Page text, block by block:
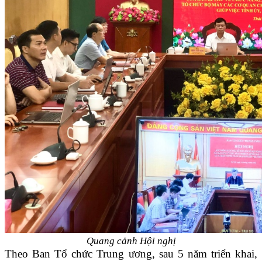
Quang cảnh Hội nghị
Theo Ban Tổ chức Trung ương, sau 5 năm triển khai,